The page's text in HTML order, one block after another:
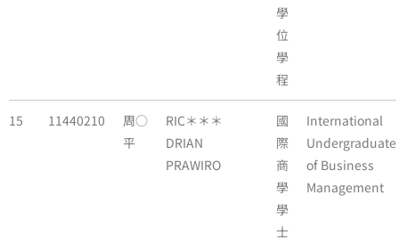
學
位
學
程
15 11440210
周○
平
RIC＊＊＊
DRIAN
PRAWIRO
國
際
商
學
學
士
International
Undergraduate
of Business
Management